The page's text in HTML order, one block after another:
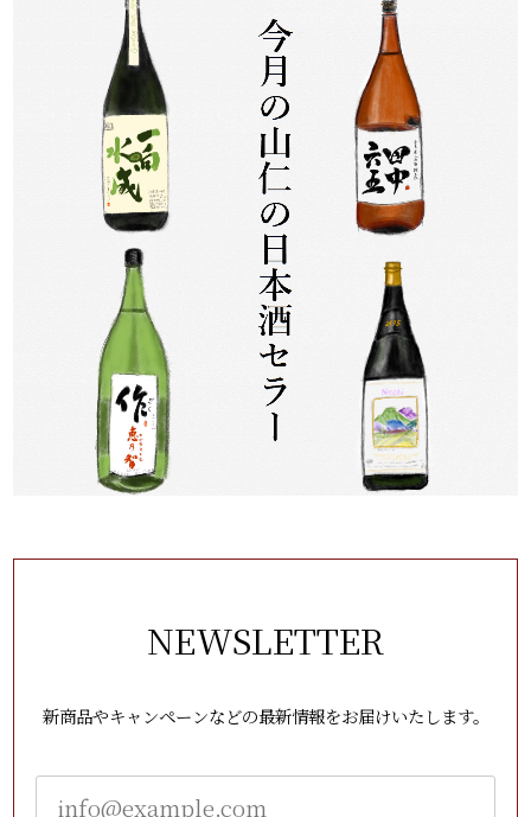
NEWSLETTER
新商品やキャンペーンなどの最新情報をお届けいたします。